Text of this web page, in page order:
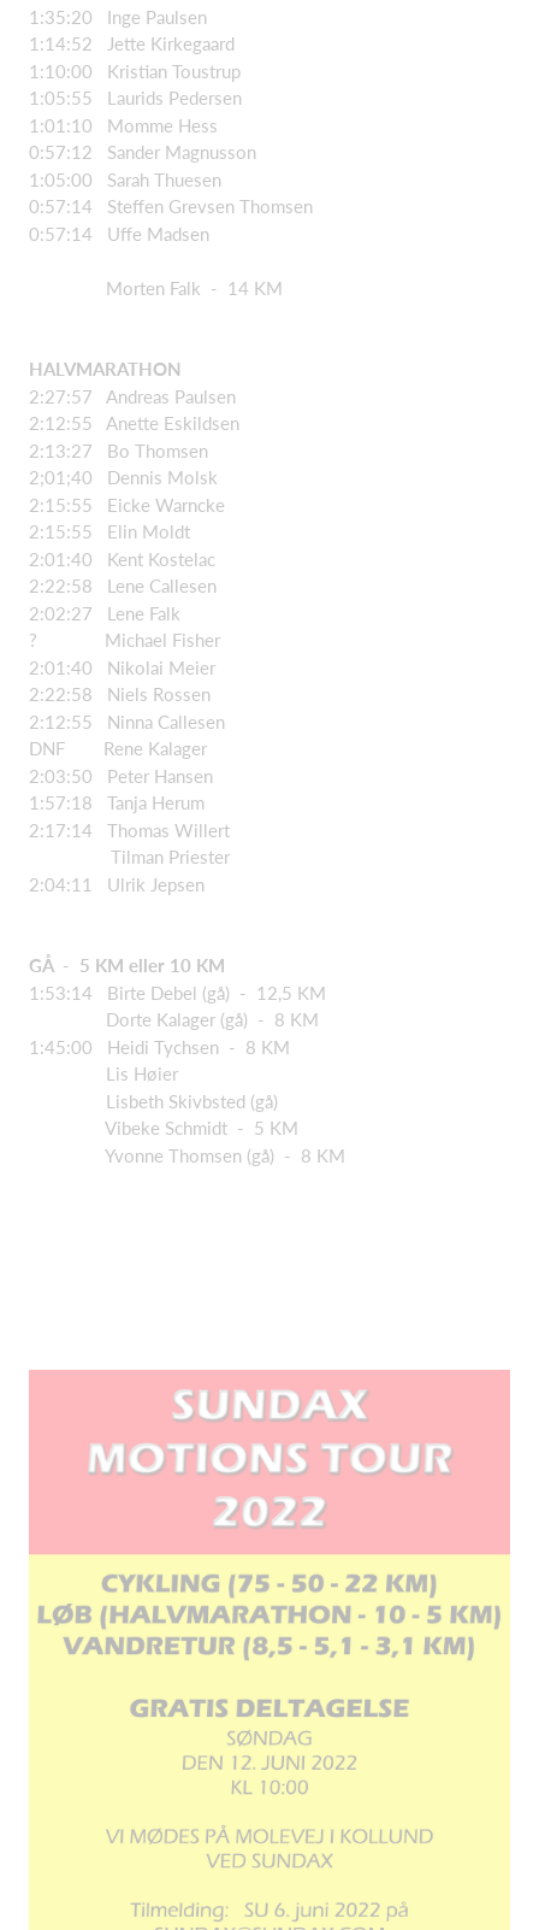
1:35:20 Inge Paulsen
1:14:52 Jette Kirkegaard
1:10:00 Kristian Toustrup
1:05:55 Laurids Pedersen
1:01:10 Momme Hess
0:57:12 Sander Magnusson
1:05:00 Sarah Thuesen
0:57:14 Steffen Grevsen Thomsen
0:57:14 Uffe Madsen
Morten Falk - 14 KM
HALVMARATHON
2:27:57 Andreas Paulsen
2:12:55 Anette Eskildsen
2:13:27 Bo Thomsen
2;01;40 Dennis Molsk
2:15:55 Eicke Warncke
2:15:55 Elin Moldt
2:01:40 Kent Kostelac
2:22:58 Lene Callesen
2:02:27 Lene Falk
? Michael Fisher
2:01:40 Nikolai Meier
2:22:58 Niels Rossen
2:12:55 Ninna Callesen
DNF Rene Kalager
2:03:50 Peter Hansen
1:57:18 Tanja Herum
2:17:14 Thomas Willert
Tilman Priester
2:04:11 Ulrik Jepsen
GÅ - 5 KM eller 10 KM
1:53:14 Birte Debel (gå) - 12,5 KM
Dorte Kalager (gå) - 8 KM
1:45:00 Heidi Tychsen - 8 KM
Lis Høier
Lisbeth Skivbsted (gå)
Vibeke Schmidt - 5 KM
Yvonne Thomsen (gå) - 8 KM